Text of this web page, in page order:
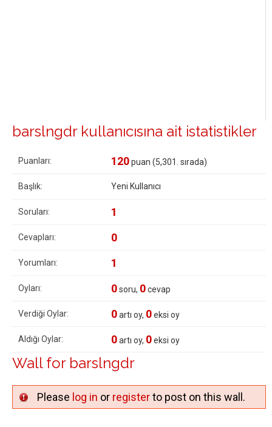
barslngdr kullanıcısına ait istatistikler
Puanları: 120puan (5,301 . sırada)
Başlık: Yeni Kullanıcı
Soruları: 1
Cevapları: 0
Yorumları: 1
Oyları: 0soru, 0cevap
Verdiği Oylar: 0artı oy, 0eksi oy
Aldığı Oylar: 0artı oy, 0eksi oy
Wall for barslngdr
Please log in or registerto post on this wall.